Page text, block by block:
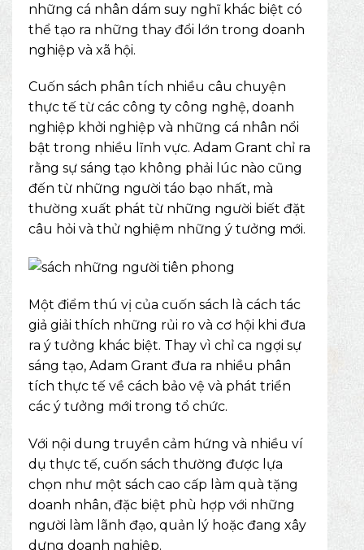
những cá nhân dám suy nghĩ khác biệt có
thể tạo ra những thay đổi lớn trong doanh
nghiệp và xã hội.
Cuốn sách phân tích nhiều câu chuyện
thực tế từ các công ty công nghệ, doanh
nghiệp khởi nghiệp và những cá nhân nổi
bật trong nhiều lĩnh vực. Adam Grant chỉ ra
rằng sự sáng tạo không phải lúc nào cũng
đến từ những người táo bạo nhất, mà
thường xuất phát từ những người biết đặt
câu hỏi và thử nghiệm những ý tưởng mới.
Một điểm thú vị của cuốn sách là cách tác
giả giải thích những rủi ro và cơ hội khi đưa
ra ý tưởng khác biệt. Thay vì chỉ ca ngợi sự
sáng tạo, Adam Grant đưa ra nhiều phân
tích thực tế về cách bảo vệ và phát triển
các ý tưởng mới trong tổ chức.
Với nội dung truyền cảm hứng và nhiều ví
dụ thực tế, cuốn sách thường được lựa
chọn như một sách cao cấp làm quà tặng
doanh nhân, đặc biệt phù hợp với những
người làm lãnh đạo, quản lý hoặc đang xây
dựng doanh nghiệp.